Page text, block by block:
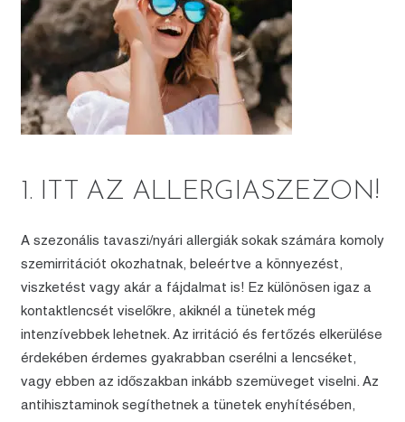
1. ITT AZ ALLERGIASZEZON!
A szezonális tavaszi/nyári allergiák sokak számára komoly
szemirritációt okozhatnak, beleértve a könnyezést,
viszketést vagy akár a fájdalmat is! Ez különösen igaz a
kontaktlencsét viselőkre, akiknél a tünetek még
intenzívebbek lehetnek. Az irritáció és fertőzés elkerülése
érdekében érdemes gyakrabban cserélni a lencséket,
vagy ebben az időszakban inkább szemüveget viselni. Az
antihisztaminok segíthetnek a tünetek enyhítésében,